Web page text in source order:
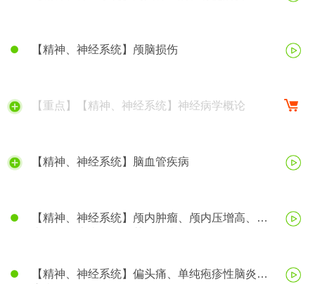
【精神、神经系统】颅脑损伤
【重点】【精神、神经系统】神经病学概论
【精神、神经系统】脑血管疾病
【精神、神经系统】颅内肿瘤、颅内压增高、脑
【精神、神经系统】偏头痛、单纯疱疹性脑炎、